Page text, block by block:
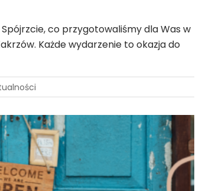
co przygotowaliśmy dla Was w
Każde wydarzenie to okazja do
lut